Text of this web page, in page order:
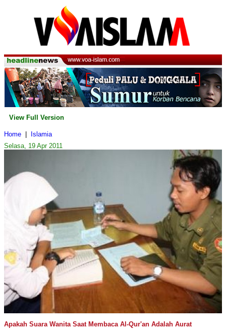
View Full Version
Home
Islamia
Selasa, 19 Apr 2011
Apakah Suara Wanita Saat Membaca Al-Qur'an Adalah Aurat